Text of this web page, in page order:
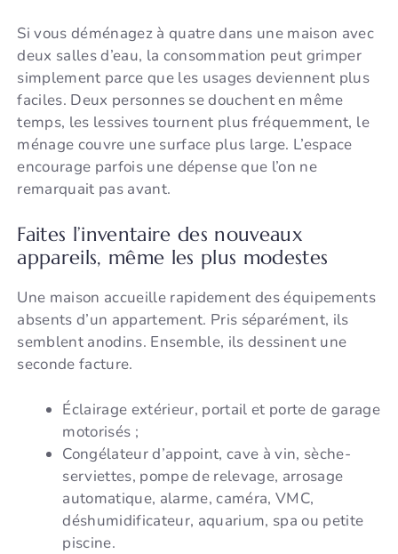
Si vous déménagez à quatre dans une maison avec
deux salles d’eau, la consommation peut grimper
simplement parce que les usages deviennent plus
faciles. Deux personnes se douchent en même
temps, les lessives tournent plus fréquemment, le
ménage couvre une surface plus large. L’espace
encourage parfois une dépense que l’on ne
remarquait pas avant.
Faites l’inventaire des nouveaux
appareils, même les plus modestes
Une maison accueille rapidement des équipements
absents d’un appartement. Pris séparément, ils
semblent anodins. Ensemble, ils dessinent une
seconde facture.
Éclairage extérieur, portail et porte de garage
motorisés ;
Congélateur d’appoint, cave à vin, sèche-
serviettes, pompe de relevage, arrosage
automatique, alarme, caméra, VMC,
déshumidificateur, aquarium, spa ou petite
piscine.